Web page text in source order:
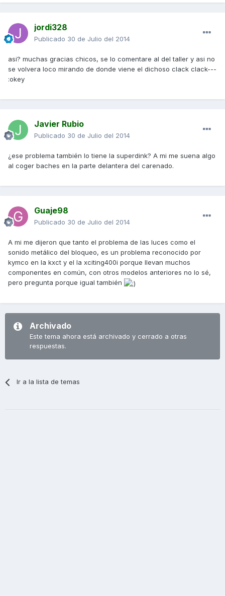
jordi328
Publicado 30 de Julio del 2014
asi? muchas gracias chicos, se lo comentare al del taller y asi no
se volvera loco mirando de donde viene el dichoso clack clack---
:okey
Javier Rubio
Publicado 30 de Julio del 2014
¿ese problema también lo tiene la superdink? A mi me suena algo
al coger baches en la parte delantera del carenado.
Guaje98
Publicado 30 de Julio del 2014
A mi me dijeron que tanto el problema de las luces como el
sonido metálico del bloqueo, es un problema reconocido por
kymco en la kxct y el la xciting400i porque llevan muchos
componentes en común, con otros modelos anteriores no lo sé,
pero pregunta porque igual también
Archivado
Este tema ahora está archivado y cerrado a otras
respuestas.
Ir a la lista de temas